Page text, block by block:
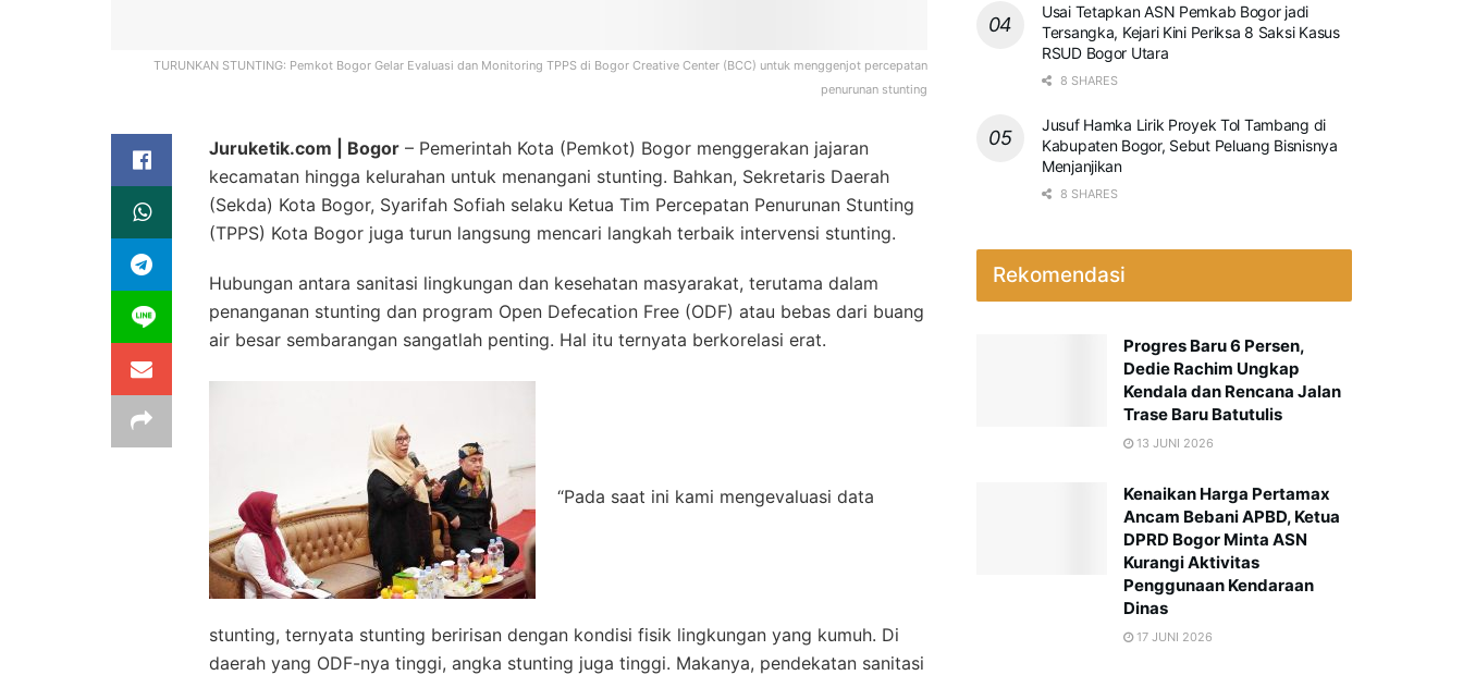
TURUNKAN STUNTING: Pemkot Bogor Gelar Evaluasi dan Monitoring TPPS di Bogor Creative Center (BCC) untuk menggenjot percepatan
penurunan stunting
Juruketik.com | Bogor – Pemerintah Kota (Pemkot) Bogor menggerakan jajaran
kecamatan hingga kelurahan untuk menangani stunting. Bahkan, Sekretaris Daerah
(Sekda) Kota Bogor, Syarifah Sofiah selaku Ketua Tim Percepatan Penurunan Stunting
(TPPS) Kota Bogor juga turun langsung mencari langkah terbaik intervensi stunting.
Hubungan antara sanitasi lingkungan dan kesehatan masyarakat, terutama dalam
penanganan stunting dan program Open Defecation Free (ODF) atau bebas dari buang
air besar sembarangan sangatlah penting. Hal itu ternyata berkorelasi erat.
“Pada saat ini kami mengevaluasi data
stunting, ternyata stunting beririsan dengan kondisi fisik lingkungan yang kumuh. Di
daerah yang ODF-nya tinggi, angka stunting juga tinggi. Makanya, pendekatan sanitasi
Usai Tetapkan ASN Pemkab Bogor jadi
Tersangka, Kejari Kini Periksa 8 Saksi Kasus
RSUD Bogor Utara
8 SHARES
Jusuf Hamka Lirik Proyek Tol Tambang di
Kabupaten Bogor, Sebut Peluang Bisnisnya
Menjanjikan
8 SHARES
Rekomendasi
Progres Baru 6 Persen,
Dedie Rachim Ungkap
Kendala dan Rencana Jalan
Trase Baru Batutulis
13 JUNI 2026
Kenaikan Harga Pertamax
Ancam Bebani APBD, Ketua
DPRD Bogor Minta ASN
Kurangi Aktivitas
Penggunaan Kendaraan
Dinas
17 JUNI 2026